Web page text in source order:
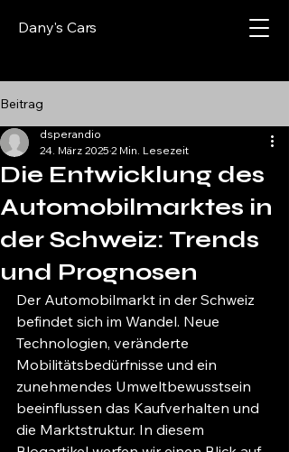
Dany's Cars
Beitrag
Die Entwicklung des
Automobilmarktes in
der Schweiz: Trends
und Prognosen
dsperandio
24. März 2025 2 Min. Lesezeit
Der Automobilmarkt in der Schweiz
befindet sich im Wandel. Neue
Technologien, veränderte
Mobilitätsbedürfnisse und ein
zunehmendes Umweltbewusstsein
beeinflussen das Kaufverhalten und
die Marktstruktur. In diesem